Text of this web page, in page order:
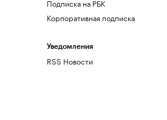
Подписка на РБК
Корпоративная подписка
Уведомления
RSS Новости